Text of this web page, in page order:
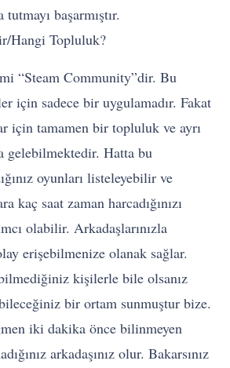
başarmıştır.
Hangi Topluluk?
“Steam Community”dir. Bu
için sadece bir uygulamadır. Fakat
için tamamen bir topluluk ve ayrı
gelebilmektedir. Hatta bu
oyunları listeleyebilir ve
kaç saat zaman harcadığınızı
olabilir. Arkadaşlarınızla
erişebilmenize olanak sağlar.
bilmediğiniz kişilerle bile olsanız
bir ortam sunmuştur bize.
iki dakika önce bilinmeyen
arkadaşınız olur. Bakarsınız